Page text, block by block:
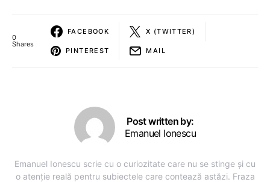
0
Shares
FACEBOOK X (TWITTER)
PINTEREST MAIL
Post written by:
Emanuel Ionescu
Emanuel Ionescu scrie cu o curiozitate care nu se stinge și cu
o atenție reală pentru subiectele care contează astăzi. Fraza